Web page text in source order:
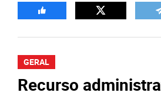
GERAL
Recurso